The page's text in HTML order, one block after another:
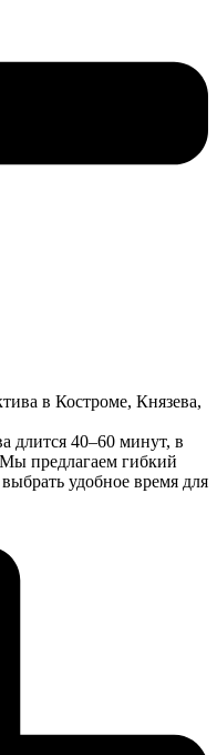
в Костроме, Князева,
длится 40–60 минут, в
предлагаем гибкий
удобное время для